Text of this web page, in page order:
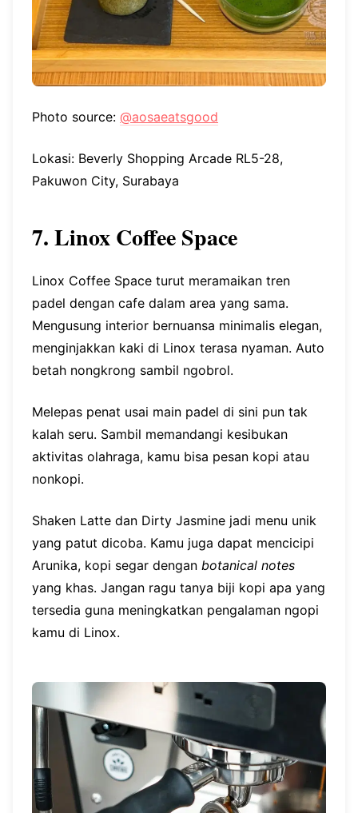
Photo source: @aosaeatsgood
Lokasi: Beverly Shopping Arcade RL5-28,
Pakuwon City, Surabaya
7. Linox Coffee Space
Linox Coffee Space turut meramaikan tren
padel dengan cafe dalam area yang sama.
Mengusung interior bernuansa minimalis elegan,
menginjakkan kaki di Linox terasa nyaman. Auto
betah nongkrong sambil ngobrol.
Melepas penat usai main padel di sini pun tak
kalah seru. Sambil memandangi kesibukan
aktivitas olahraga, kamu bisa pesan kopi atau
nonkopi.
Shaken Latte dan Dirty Jasmine jadi menu unik
yang patut dicoba. Kamu juga dapat mencicipi
Arunika, kopi segar dengan botanical notes
yang khas. Jangan ragu tanya biji kopi apa yang
tersedia guna meningkatkan pengalaman ngopi
kamu di Linox.